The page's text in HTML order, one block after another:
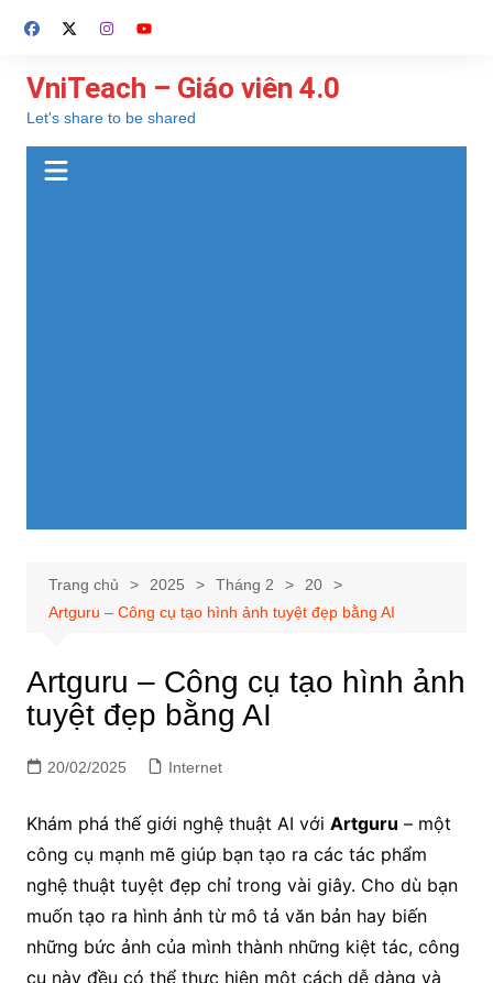
đến
dung
VniTeach – Giáo viên 4.0
Let's share to be shared
Trang chủ 2025 Tháng 2
20
Artguru – Công cụ tạo hình ảnh tuyệt đẹp bằng AI
Artguru – Công cụ tạo hình ảnh
tuyệt đẹp bằng AI
20/02/2025 Internet
Khám phá thế giới nghệ thuật AI với Artguru – một
công cụ mạnh mẽ giúp bạn tạo ra các tác phẩm
nghệ thuật tuyệt đẹp chỉ trong vài giây. Cho dù bạn
muốn tạo ra hình ảnh từ mô tả văn bản hay biến
những bức ảnh của mình thành những kiệt tác, công
cụ này đều có thể thực hiện một cách dễ dàng và